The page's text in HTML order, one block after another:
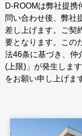
D-ROOMは弊社提携
問い合わせ後、弊社
差し上げます。ご契
要となります。この
法46条に基づき、仲
(上限)」が発生しま
をお願い申し上げま